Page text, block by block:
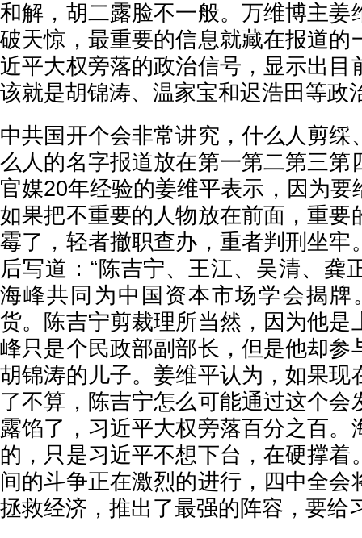
和解，胡二露脸不一般。万维博主姜
破天惊，最重要的信息就藏在报道的
近平大权旁落的政治信号，显示出目
该就是胡锦涛、温家宝和迟浩田等政
中共国开个会非常讲究，什么人剪䌽
么人的名字报道放在第一第二第三第
官媒20年经验的姜维平表示，因为要
如果把不重要的人物放在前面，重要
霉了，轻者撤职查办，重者判刑坐牢
后写道：“陈吉宁、王江、吴清、龚
海峰共同为中国资本市场学会揭牌
货。陈吉宁剪裁理所当然，因为他是
峰只是个民政部副部长，但是他却参
胡锦涛的儿子。姜维平认为，如果现
了不算，陈吉宁怎么可能通过这个会
露馅了，习近平大权旁落百分之百。
的，只是习近平不想下台，在硬撑着
间的斗争正在激烈的进行，四中全会
拯救经济，推出了最强的阵容，要给